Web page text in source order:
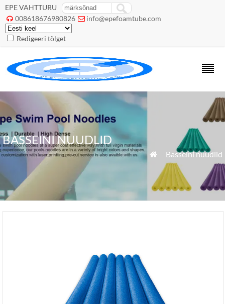
EPE VAHTTURU
 008618676980826  info@epefoamtube.com
Redigeeri tõlget
BASSEINI NUUDLID
 Basseini nuudlid